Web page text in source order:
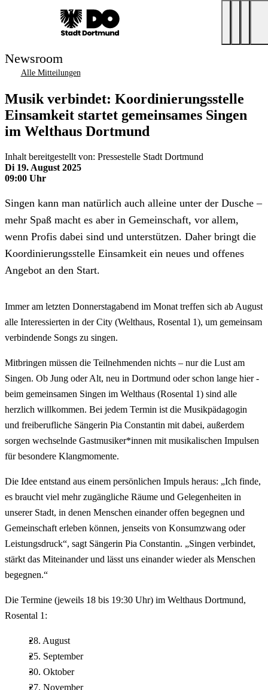
Newsroom
Alle Mitteilungen
Musik verbindet: Koordinierungsstelle
Einsamkeit startet gemeinsames Singen
im Welthaus Dortmund
Inhalt bereitgestellt von: Pressestelle Stadt Dortmund
Di 19. August 2025
09:00 Uhr
Singen kann man natürlich auch alleine unter der Dusche –
mehr Spaß macht es aber in Gemeinschaft, vor allem,
wenn Profis dabei sind und unterstützen. Daher bringt die
Koordinierungsstelle Einsamkeit ein neues und offenes
Angebot an den Start.
Immer am letzten Donnerstagabend im Monat treffen sich ab August
alle Interessierten in der City (Welthaus, Rosental 1), um gemeinsam
verbindende Songs zu singen.
Mitbringen müssen die Teilnehmenden nichts – nur die Lust am
Singen. Ob Jung oder Alt, neu in Dortmund oder schon lange hier -
beim gemeinsamen Singen im Welthaus (Rosental 1) sind alle
herzlich willkommen. Bei jedem Termin ist die Musikpädagogin
und freiberufliche Sängerin Pia Constantin mit dabei, außerdem
sorgen wechselnde Gastmusiker*innen mit musikalischen Impulsen
für besondere Klangmomente.
Die Idee entstand aus einem persönlichen Impuls heraus: „Ich finde,
es braucht viel mehr zugängliche Räume und Gelegenheiten in
unserer Stadt, in denen Menschen einander offen begegnen und
Gemeinschaft erleben können, jenseits von Konsumzwang oder
Leistungsdruck“, sagt Sängerin Pia Constantin. „Singen verbindet,
stärkt das Miteinander und lässt uns einander wieder als Menschen
begegnen.“
Die Termine (jeweils 18 bis 19:30 Uhr) im Welthaus Dortmund,
Rosental 1:
28. August
25. September
30. Oktober
27. November